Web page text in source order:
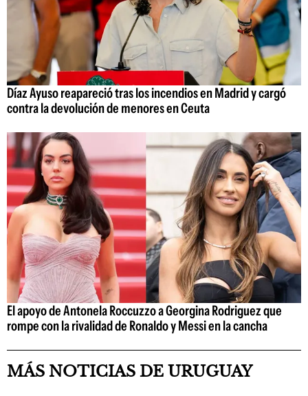
Díaz Ayuso reapareció tras los incendios en Madrid y cargó
contra la devolución de menores en Ceuta
El apoyo de Antonela Roccuzzo a Georgina Rodriguez que
rompe con la rivalidad de Ronaldo y Messi en la cancha
MÁS NOTICIAS DE URUGUAY